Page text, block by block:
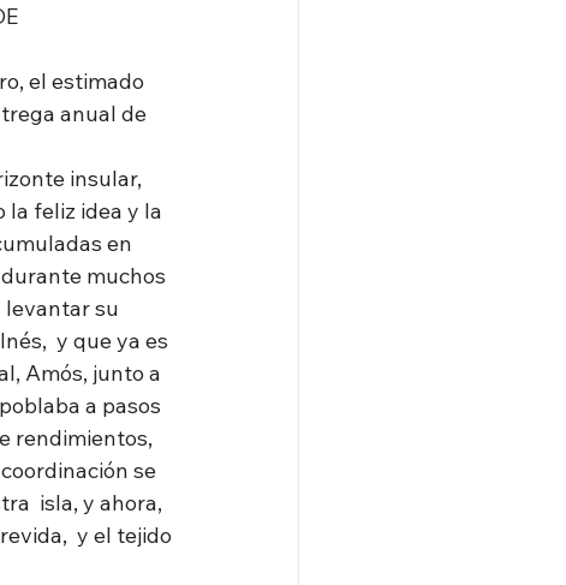
anual de
insular,
la feliz idea y la
en
muchos
levantar su
y que ya es
Amós, junto a
a pasos
rendimientos,
se
isla, y ahora,
y el tejido